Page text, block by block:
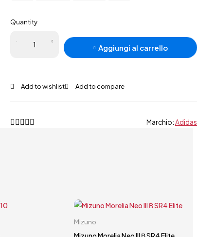
Quantity
Crazyfast.1
Aggiungi al carrello
Marchio:Adidas
40.5
Mizuno